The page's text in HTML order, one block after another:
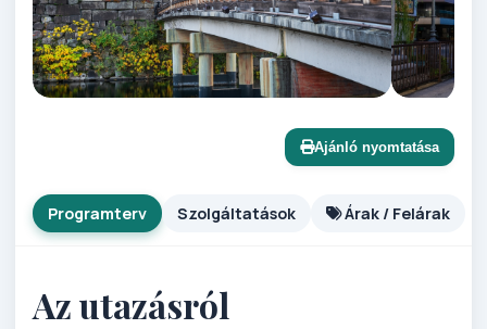
Ajánló nyomtatása
Programterv Szolgáltatások Árak / Felárak
Az utazásról